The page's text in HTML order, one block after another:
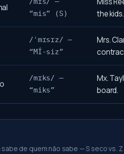
“mis” (S)
the kids.
/ˈmɪsɪz/ —
“MÍ-siz”
Mrs.
/mɪks/ —
“miks”
Mx.
board.
de quem não sabe — S seco vs.